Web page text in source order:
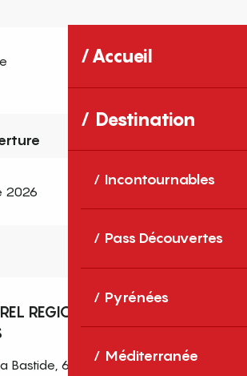
Accueil
Destination
Incontournables
Pass Découvertes
Pyrénées
Méditerranée
2026
REGIONAL DES PYRENEES
Bastide, 66360 Olette